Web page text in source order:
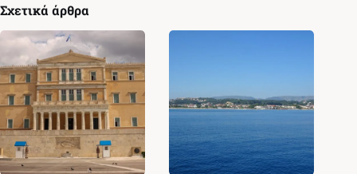
Σχετικά άρθρα